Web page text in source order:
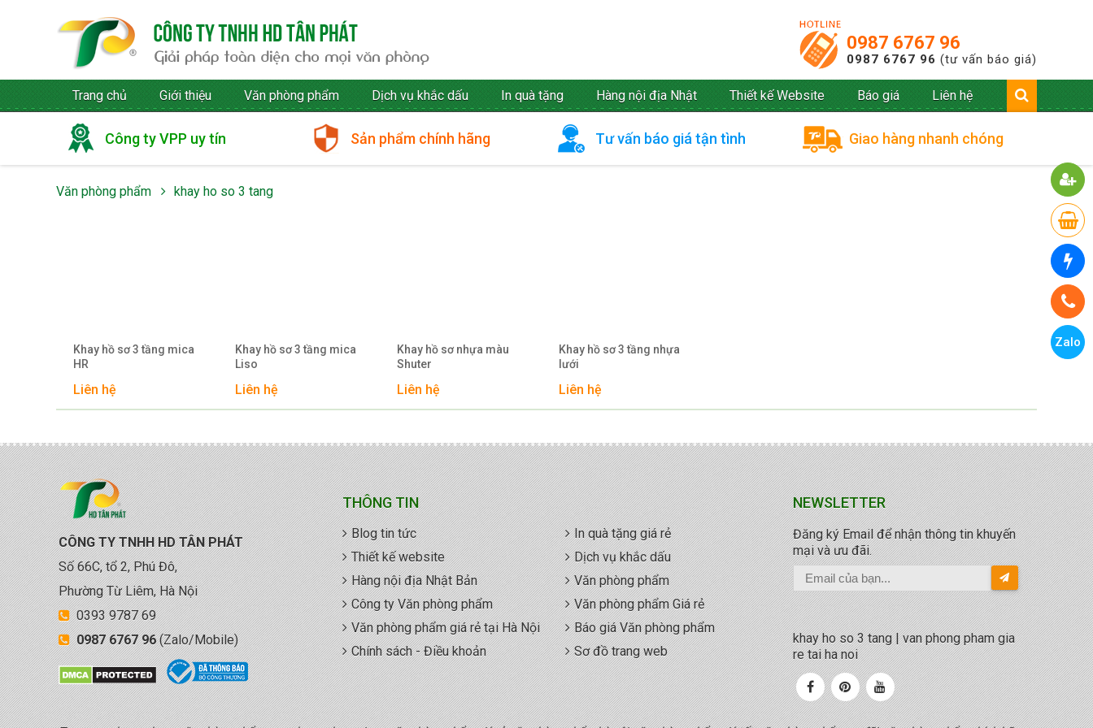
0987 6767 96
0987 6767 96 (tư vấn báo giá)
Trang chủ Giới thiệu Văn phòng phẩm Dịch vụ khắc dấu In quà tặng Hàng nội địa Nhật Thiết kế Website Báo giá Liên hệ
Công ty VPP uy tín Sản phẩm chính hãng Tư vấn báo giá tận tình Giao hàng nhanh chóng
Văn phòng phẩm khay ho so 3 tang
Khay hồ sơ 3 tầng mica
HR
Liên hệ
Khay hồ sơ 3 tầng mica
Liso
Liên hệ
Khay hồ sơ nhựa màu
Shuter
Liên hệ
Khay hồ sơ 3 tầng nhựa
lưới
Liên hệ
CÔNG TY TNHH HD TÂN PHÁT
Số 66C, tổ 2, Phú Đô,
Phường Từ Liêm, Hà Nội
0393 9787 69
0987 6767 96(Zalo/Mobile)
THÔNG TIN
Blog tin tức
In quà tặng giá rẻ
Thiết kế website
Dịch vụ khắc dấu
Hàng nội địa Nhật Bản
Văn phòng phẩm
Công ty Văn phòng phẩm
Văn phòng phẩm Giá rẻ
Văn phòng phẩm giá rẻ tại Hà Nội
Báo giá Văn phòng phẩm
Chính sách - Điều khoản
Sơ đồ trang web
NEWSLETTER
Đăng ký Email để nhận thông tin khuyến
mại và ưu đãi.
khay ho so 3 tang | van phong pham gia
re tai ha noi
Zalo